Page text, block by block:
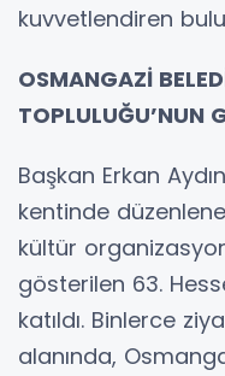
kuvvetlendiren
OSMANGAZİ
TOPLULUĞU’NUN
Başkan Erkan
kentinde
kültür
gösterilen 63.
katıldı. Binlerce
alanında,